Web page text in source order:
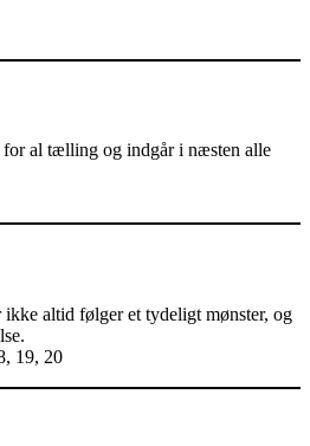
for al tælling og indgår i næsten alle
altid følger et tydeligt mønster, og
19, 20